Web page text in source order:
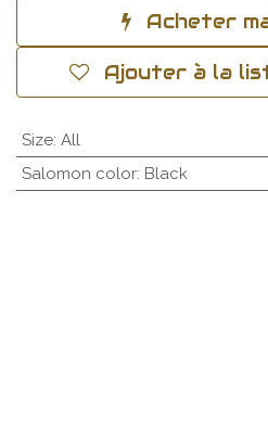
Acheter
Ajouter à la
Size: All
Salomon color: Black